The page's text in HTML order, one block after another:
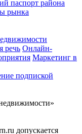
паспорт района
рынка
речь Онлайн-
Маркетинг в
подпиской
допускается